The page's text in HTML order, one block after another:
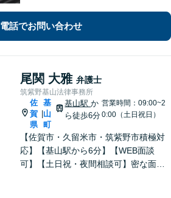
電話でお問い合わせ
尾関 大雅 弁護士
筑紫野基山法律事務所
佐
賀
県
基
山
町
基山駅か
ら徒歩6分
営業時間：09:00~2
0:00（土日祝日）
【佐賀市・久留米市・筑紫野市積極対
応】【基山駅から6分】【WEB面談
可】【土日祝・夜間相談可】密な面談